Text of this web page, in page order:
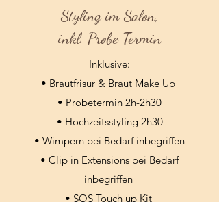
Styling im Salon,
inkl. Probe Termin
Inklusive:
• Brautfrisur & Braut Make Up
• Probetermin 2h-2h30
• Hochzeitsstyling 2h30
• Wimpern bei Bedarf inbegriffen
• Clip in Extensions bei Bedarf
inbegriffen
• SOS Touch up Kit